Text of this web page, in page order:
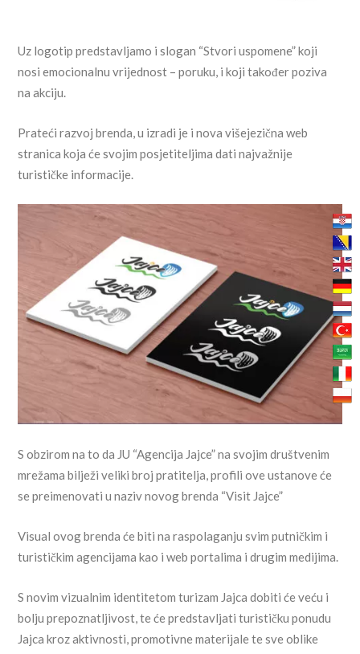
Uz logotip predstavljamo i slogan “Stvori uspomene” koji
nosi emocionalnu vrijednost – poruku, i koji također poziva
na akciju.
Prateći razvoj brenda, u izradi je i nova višejezična web
stranica koja će svojim posjetiteljima dati najvažnije
turističke informacije.
S obzirom na to da JU “Agencija Jajce” na svojim društvenim
mrežama bilježi veliki broj pratitelja, profili ove ustanove će
se preimenovati u naziv novog brenda “Visit Jajce”
Visual ovog brenda će biti na raspolaganju svim putničkim i
turističkim agencijama kao i web portalima i drugim medijima.
S novim vizualnim identitetom turizam Jajca dobiti će veću i
bolju prepoznatljivost, te će predstavljati turističku ponudu
Jajca kroz aktivnosti, promotivne materijale te sve oblike